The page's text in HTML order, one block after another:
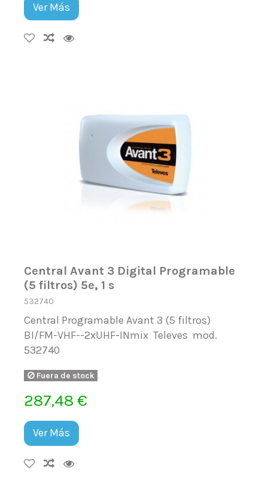
Ver Más
Central Avant 3 Digital Programable
(5 filtros) 5e, 1 s
532740
Central Programable Avant 3 (5 filtros)
BI/FM-VHF--2xUHF-INmix Televes mod.
532740
Fuera de stock
287,48 €
Ver Más